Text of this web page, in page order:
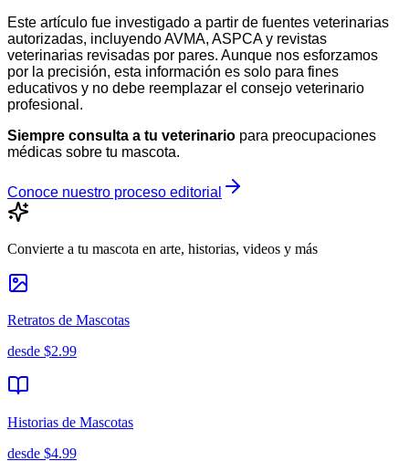
Este artículo fue investigado a partir de fuentes veterinarias
autorizadas, incluyendo AVMA, ASPCA y revistas
veterinarias revisadas por pares. Aunque nos esforzamos
por la precisión, esta información es solo para fines
educativos y no debe reemplazar el consejo veterinario
profesional.
Siempre consulta a tu veterinario para preocupaciones
médicas sobre tu mascota.
Conoce nuestro proceso editorial
Convierte a tu mascota en arte, historias, videos y más
Retratos de Mascotas
desde $2.99
Historias de Mascotas
desde $4.99